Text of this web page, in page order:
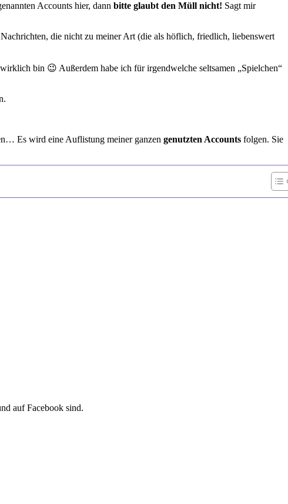
Accounts hier, dann bitte glaubt den Müll nicht! Sagt mir
die nicht zu meiner Art (die als höflich, friedlich, liebenswert
bin 😉 Außerdem habe ich für irgendwelche seltsamen „Spielchen“
Es wird eine Auflistung meiner ganzen genutzten Accounts folgen. Sie
auf Facebook sind.